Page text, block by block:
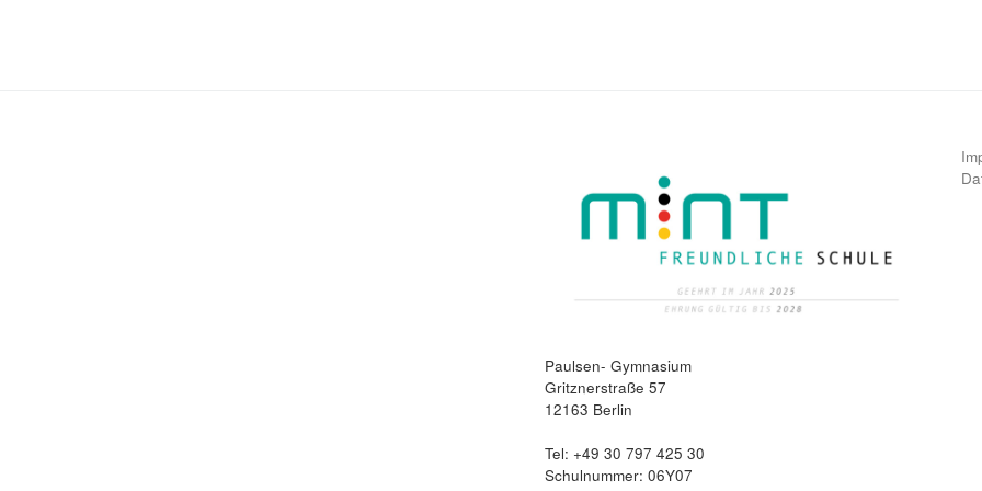
Paulsen- Gymnasium
Gritznerstraße 57
12163 Berlin
Tel: +49 30 797 425 30
Schulnummer: 06Y07